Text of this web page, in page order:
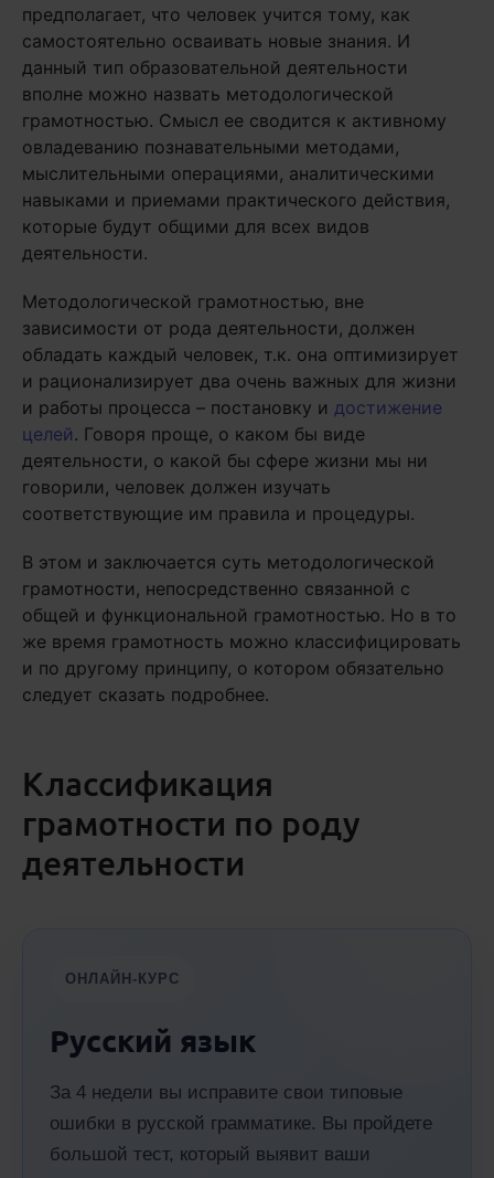
предполагает, что человек учится тому, как
самостоятельно осваивать новые знания. И
данный тип образовательной деятельности
вполне можно назвать методологической
грамотностью. Смысл ее сводится к активному
овладеванию познавательными методами,
мыслительными операциями, аналитическими
навыками и приемами практического действия,
которые будут общими для всех видов
деятельности.
Методологической грамотностью, вне
зависимости от рода деятельности, должен
обладать каждый человек, т.к. она оптимизирует
и рационализирует два очень важных для жизни
и работы процесса – постановку и достижение
целей. Говоря проще, о каком бы виде
деятельности, о какой бы сфере жизни мы ни
говорили, человек должен изучать
соответствующие им правила и процедуры.
В этом и заключается суть методологической
грамотности, непосредственно связанной с
общей и функциональной грамотностью. Но в то
же время грамотность можно классифицировать
и по другому принципу, о котором обязательно
следует сказать подробнее.
Классификация
грамотности по роду
деятельности
ОНЛАЙН-КУРС
Русский язык
За 4 недели вы исправите свои типовые
ошибки в русской грамматике. Вы пройдете
большой тест, который выявит ваши